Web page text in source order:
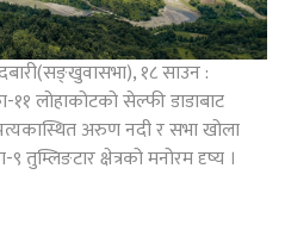
१८ साउन :
लोहाकोटको सेल्फी डाडाबाट
अरुण नदी र सभा खोला
तुम्लिङटार क्षेत्रको मनोरम दृष्य ।